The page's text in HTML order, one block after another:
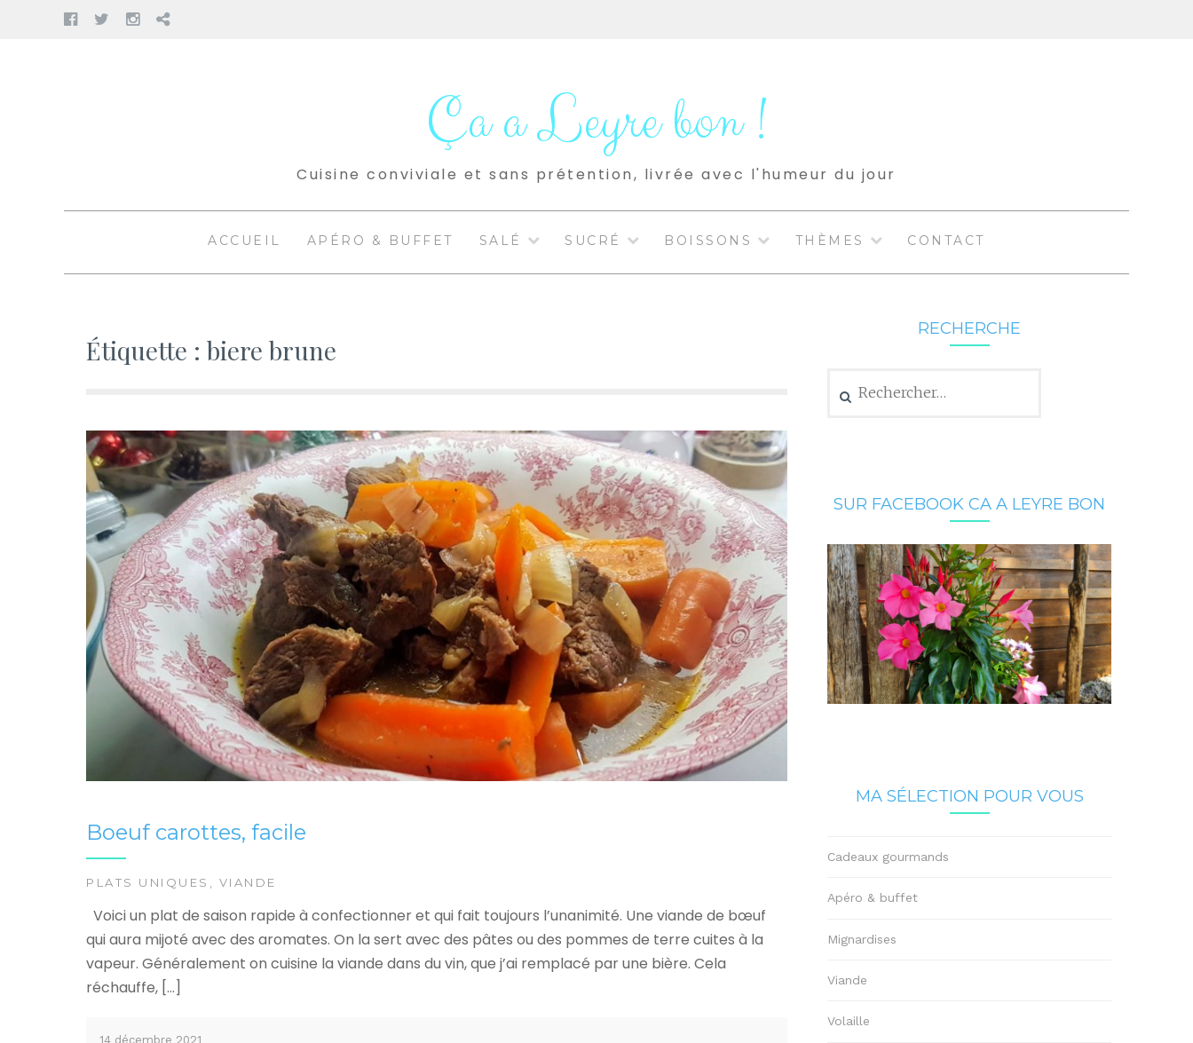
FacebookTwitter
Instagram
Pinterest
Ça a Leyre bon !
Cuisine conviviale et sans prétention, livrée avec l'humeur du jour
ACCUEIL APÉRO & BUFFET SALÉ SUCRÉ BOISSONS THÈMES CONTACT
Étiquette : biere brune
Boeuf carottes, facile
PLATS UNIQUES VIANDE
Voici un plat de saison rapide à confectionner et qui fait toujours l’unanimité. Une viande de bœuf
qui aura mijoté avec des aromates. On la sert avec des pâtes ou des pommes de terre cuites à la
vapeur. Généralement on cuisine la viande dans du vin, que j’ai remplacé par une bière. Cela
réchauffe, […]
14 décembre 2021
RECHERCHE
SUR FACEBOOK CA A LEYRE BON
MA SÉLECTION POUR VOUS
Cadeaux gourmands
Apéro & buffet
Mignardises
Viande
Volaille